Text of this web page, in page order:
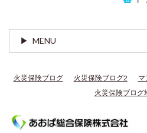
MENU
火災保険ブログ 火災保険ブログ2
火災保険ブログ